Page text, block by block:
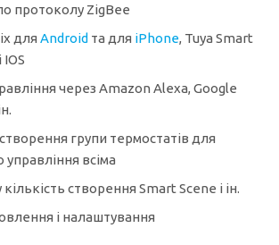
протоколу ZigBee
для Android та для iPhone, Tuya Smart
через Amazon Alexa, Google
групи термостатів для
всіма
створення Smart Scene і ін.
і налаштування